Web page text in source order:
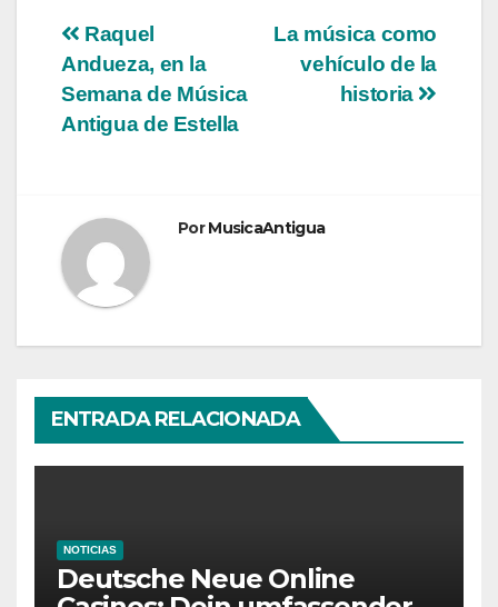
Navegación
de
entradas
La música como
vehículo de la
historia
Raquel
Andueza, en la
Semana de Música
Antigua de Estella
PorMusicaAntigua
ENTRADA RELACIONADA
NOTICIAS
Deutsche Neue Online